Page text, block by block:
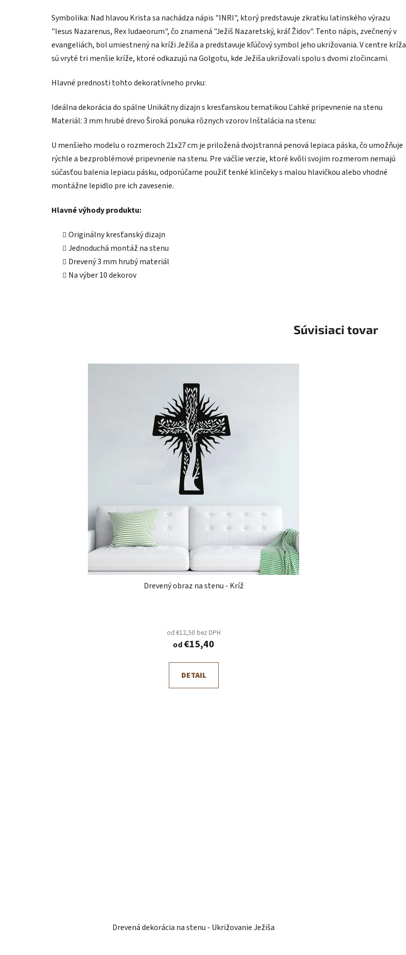
Symbolika: Nad hlavou Krista sa nachádza nápis "INRI", ktorý predstavuje zkratku latinského výrazu
"Iesus Nazarenus, Rex Iudaeorum", čo znamená "Ježiš Nazaretský, kráľ Židov". Tento nápis, zvečnený v
evangeliách, bol umiestnený na kríži Ježiša a predstavuje kľúčový symbol jeho ukrižovania. V centre kríža
sú vryté tri menšie kríže, ktoré odkazujú na Golgotu, kde Ježiša ukrižovali spolu s dvomi zločincami.
Hlavné prednosti tohto dekoratívneho prvku:
Ideálna dekorácia do spálne Unikátny dizajn s kresťanskou tematikou Ľahké pripevnenie na stenu
Materiál: 3 mm hrubé drevo Široká ponuka rôznych vzorov Inštalácia na stenu:
U menšieho modelu o rozmeroch 21x27 cm je priložená dvojstranná penová lepiaca páska, čo umožňuje
rýchle a bezproblémové pripevnenie na stenu. Pre väčšie verzie, ktoré kvôli svojim rozmerom nemajú
súčasťou balenia lepiacu pásku, odporúčame použiť tenké klinčeky s malou hlavičkou alebo vhodné
montážne lepidlo pre ich zavesenie.
Hlavné výhody produktu:
Originálny kresťanský dizajn
Jednoduchá montáž na stenu
Drevený 3 mm hrubý materiál
Na výber 10 dekorov
Súvisiaci tovar
Drevený obraz na stenu - Kríž
od €12,50 bez DPH
od€15,40
DETAIL
Drevená dekorácia na stenu - Ukrižovanie Ježiša